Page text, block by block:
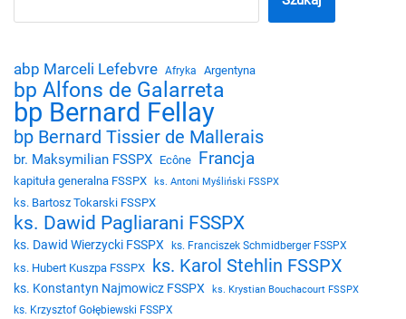
abp Marceli Lefebvre Afryka Argentyna
bp Alfons de Galarreta
bp Bernard Fellay
bp Bernard Tissier de Mallerais
br. Maksymilian FSSPX Ecône Francja
kapituła generalna FSSPX ks. Antoni Myśliński FSSPX
ks. Bartosz Tokarski FSSPX
ks. Dawid Pagliarani FSSPX
ks. Dawid Wierzycki FSSPX ks. Franciszek Schmidberger FSSPX
ks. Hubert Kuszpa FSSPX ks. Karol Stehlin FSSPX
ks. Konstantyn Najmowicz FSSPX
ks. Krystian Bouchacourt FSSPX
ks. Krzysztof Gołębiewski FSSPX